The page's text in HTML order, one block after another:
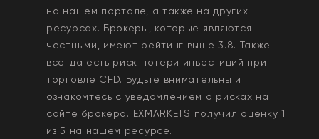
на нашем портале, а также на других
ресурсах. Брокеры, которые являются
честными, имеют рейтинг выше 3.8. Также
всегда еcть риск потери инвестиций при
торговле CFD. Будьте внимательны и
ознакомтесь с уведомлением о рисках на
сайте брокера. EXMARKETS получил оценку1
из 5 на нашем ресурсе.